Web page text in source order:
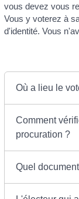
vous devez vous
Vous y voterez à
d'identité. Vous
Où a lieu le
Comment
procuration ?
Quel